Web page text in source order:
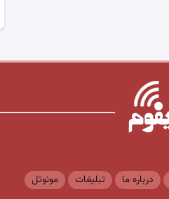
درباره ما تبلیغات مونوتل